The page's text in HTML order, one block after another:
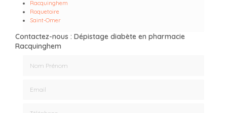
Racquinghem
Roquetoire
Saint-Omer
Contactez-nous : Dépistage diabète en pharmacie
Racquinghem